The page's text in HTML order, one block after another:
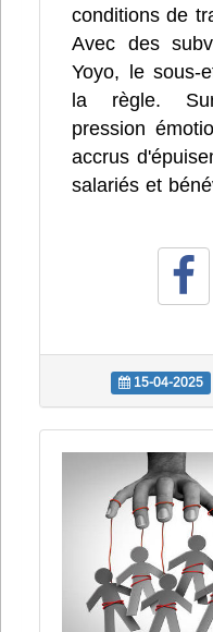
conditions de
Avec des
Yoyo, le sous-
la règle.
pression
accrus
salariés et
15-04-2025